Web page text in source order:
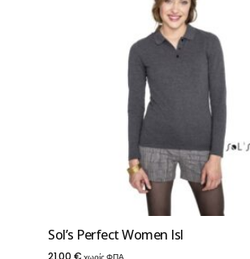
Sol’s Perfect Women Isl
21.00 € χωρίς ΦΠΑ